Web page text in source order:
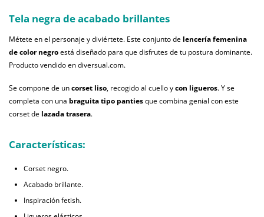
Tela negra de acabado brillantes
Métete en el personaje y diviértete. Este conjunto de lencería femenina
de color negroestá diseñado para que disfrutes de tu postura dominante.
Producto vendido en diversual.com.
Se compone de uncorset liso, recogido al cuello ycon ligueros. Y se
completa con una braguita tipo pantiesque combina genial con este
corset de lazada trasera.
Características:
Corset negro.
Acabado brillante.
Inspiración fetish.